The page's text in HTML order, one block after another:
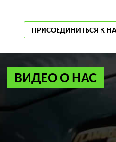
ПРИСОЕДИНИТЬСЯ К
ВИДЕО О НАС